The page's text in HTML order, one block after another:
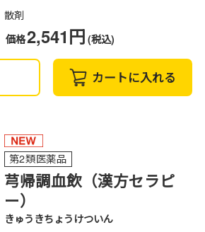
散剤
価格2,541円 (税込)
カートに入れる
第2類医薬品
芎帰調血飲（漢方セラピ
ー）
きゅうきちょうけついん